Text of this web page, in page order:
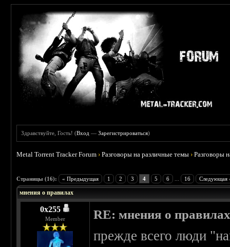
Здравствуйте, Гость! (Вход —Зарегистрироваться)
Metal Torrent Tracker Forum ›Разговоры на различные темы ›Разговоры
Страницы (16): « Предыдущая 1 2 3 4 5 6 16 Следующая
мнения о правилах
0х255
Member RE: мнения о
прежде всего люди